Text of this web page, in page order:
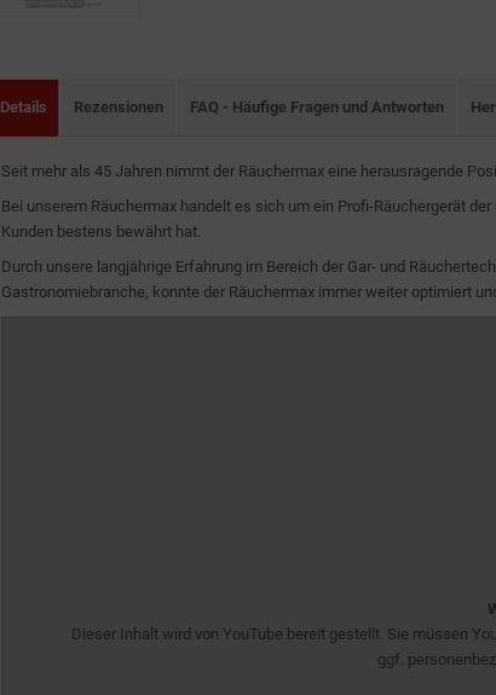
Details Rezensionen FAQ - Häufige Fragen und Antworten
Seit mehr als 45 Jahren nimmt der Räuchermax eine herausragende
Bei unserem Räuchermax handelt es sich um ein Profi-Räuchergerät
Kunden bestens bewährt hat.
Durch unsere langjährige Erfahrung im Bereich der Gar- und
Gastronomiebranche, konnte der Räuchermax immer weiter optimiert
Dieser Inhalt wird von YouTube bereit gestellt. Sie müssen
ggf.